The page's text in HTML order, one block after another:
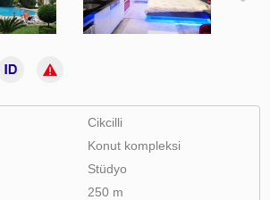
Cikcilli
Konut kompleksi
Stüdyo
250 m